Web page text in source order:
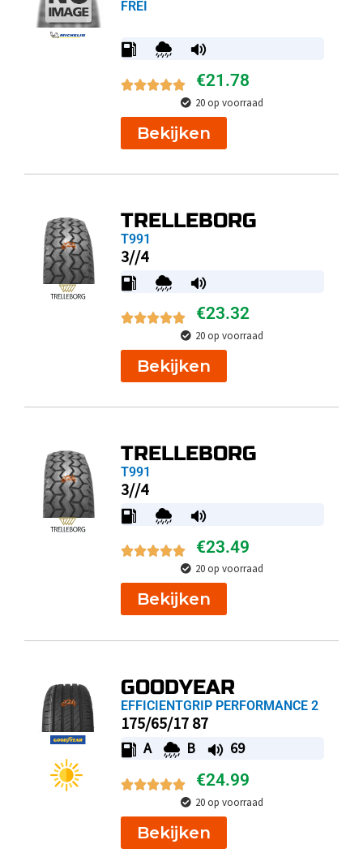
FREI
€21.78
20 op voorraad
Bekijken
TRELLEBORG
T991
3//4
€23.32
20 op voorraad
Bekijken
TRELLEBORG
T991
3//4
€23.49
20 op voorraad
Bekijken
GOODYEAR
EFFICIENTGRIP PERFORMANCE 2
175/65/17 87
A B 69
€24.99
20 op voorraad
Bekijken